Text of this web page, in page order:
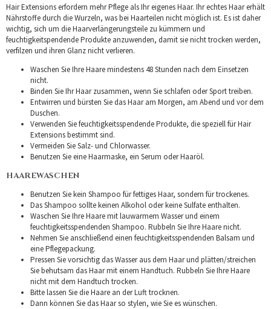
Hair Extensions erfordern mehr Pflege als Ihr eigenes Haar. Ihr echtes Haar erhält
Nährstoffe durch die Wurzeln, was bei Haarteilen nicht möglich ist. Es ist daher
wichtig, sich um die Haarverlängerungsteile zu kümmern und
feuchtigkeitspendende Produkte anzuwenden, damit sie nicht trocken werden,
verfilzen und ihren Glanz nicht verlieren.
Waschen Sie Ihre Haare mindestens 48 Stunden nach dem Einsetzen
nicht.
Binden Sie Ihr Haar zusammen, wenn Sie schlafen oder Sport treiben.
Entwirren und bürsten Sie das Haar am Morgen, am Abend und vor dem
Duschen.
Verwenden Sie feuchtigkeitsspendende Produkte, die speziell für Hair
Extensions bestimmt sind.
Vermeiden Sie Salz- und Chlorwasser.
Benutzen Sie eine Haarmaske, ein Serum oder Haaröl.
HAAREWASCHEN
Benutzen Sie kein Shampoo für fettiges Haar, sondern für trockenes.
Das Shampoo sollte keinen Alkohol oder keine Sulfate enthalten.
Waschen Sie Ihre Haare mit lauwarmem Wasser und einem
feuchtigkeitsspendenden Shampoo. Rubbeln Sie Ihre Haare nicht.
Nehmen Sie anschließend einen feuchtigkeitsspendenden Balsam und
eine Pflegepackung.
Pressen Sie vorsichtig das Wasser aus dem Haar und plätten/streichen
Sie behutsam das Haar mit einem Handtuch. Rubbeln Sie Ihre Haare
nicht mit dem Handtuch trocken.
Bitte lassen Sie die Haare an der Luft trocknen.
Dann können Sie das Haar so stylen, wie Sie es wünschen.